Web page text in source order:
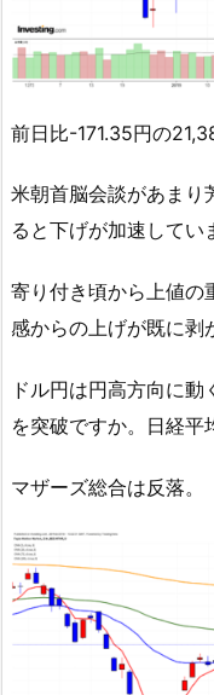
前日比-171.35円の
米朝首脳会談があまり
ると下げが加速してい
寄り付き頃から上値の
感からの上げが既に剥
ドル円は円高方向に動
を突破ですか。日経平
マザーズ総合は反落。